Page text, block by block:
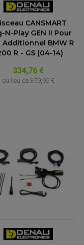
CANSMART
N-Play GEN II Pour
Additionnel BMW R
R - GS (04-14)
334,76 €
au lieu de 359,95 €